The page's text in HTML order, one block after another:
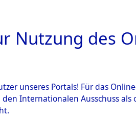
Nutzung des
unseres Portals! Für das
den Internationalen Ausschuss